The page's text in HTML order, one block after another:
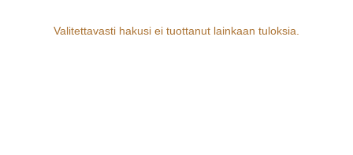
Valitettavasti hakusi ei tuottanut lainkaan tuloksia.